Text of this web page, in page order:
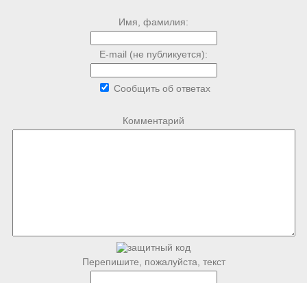
Имя, фамилия:
E-mail (не публикуется):
Сообщить об ответах
Комментарий
Перепишите, пожалуйста, текст